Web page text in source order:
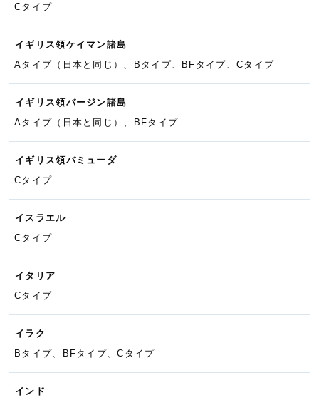
Cタイプ
イギリス領ケイマン諸島
Aタイプ（日本と同じ）、Bタイプ、
BFタイプ、 Cタイプ
イギリス領バージン諸島
Aタイプ（日本と同じ）、BFタイプ
イギリス領バミューダ
Cタイプ
イスラエル
Cタイプ
イタリア
Cタイプ
イラク
Bタイプ、BFタイプ、Cタイプ
インド